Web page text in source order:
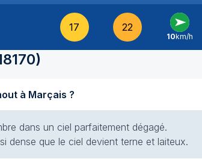
17 22
O -
10km/h
)
fait-il aujourd'hui vendredi 7 aout à Marçais ?
dans un ciel parfaitement dégagé.
dense que le ciel devient terne et laiteux.